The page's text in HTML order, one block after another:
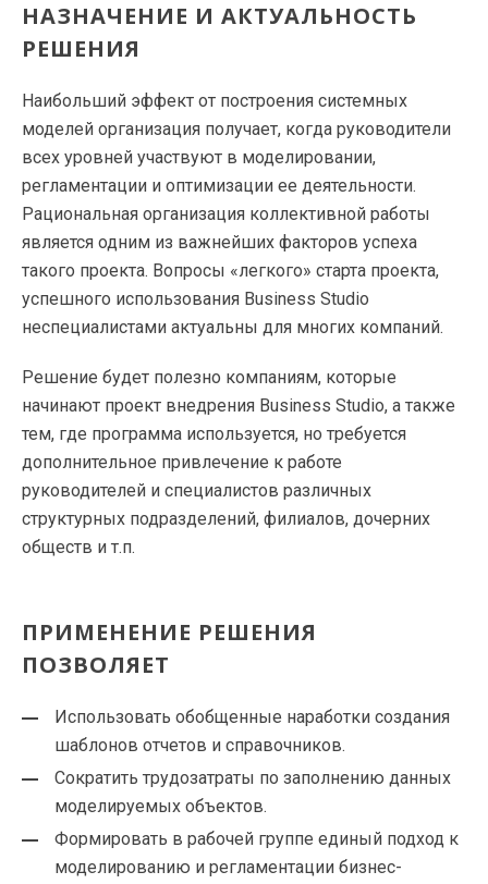
НАЗНАЧЕНИЕ И АКТУАЛЬНОСТЬ
РЕШЕНИЯ
Наибольший эффект от построения системных
моделей организация получает, когда руководители
всех уровней участвуют в моделировании,
регламентации и оптимизации ее деятельности.
Рациональная организация коллективной работы
является одним из важнейших факторов успеха
такого проекта. Вопросы «легкого» старта проекта,
успешного использования Business Studio
неспециалистами актуальны для многих компаний.
Решение будет полезно компаниям, которые
начинают проект внедрения Business Studio, а также
тем, где программа используется, но требуется
дополнительное привлечение к работе
руководителей и специалистов различных
структурных подразделений, филиалов, дочерних
обществ и т.п.
ПРИМЕНЕНИЕ РЕШЕНИЯ
ПОЗВОЛЯЕТ
Использовать обобщенные наработки создания
шаблонов отчетов и справочников.
Сократить трудозатраты по заполнению данных
моделируемых объектов.
Формировать в рабочей группе единый подход к
моделированию и регламентации бизнес-